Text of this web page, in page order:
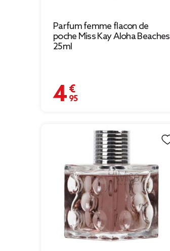
Parfum femme flacon de
poche Miss Kay Aloha Beaches
25ml
4,95 €